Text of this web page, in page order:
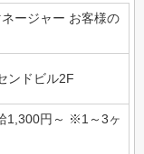
ージャー お客様の
ンドビル2F
1,300円～ ※1～3ヶ